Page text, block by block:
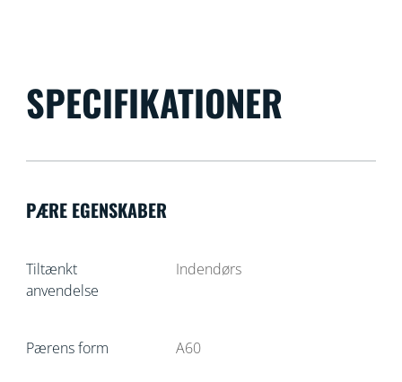
SPECIFIKATIONER
PÆRE EGENSKABER
Tiltænkt
anvendelse
Indendørs
Pærens form A60